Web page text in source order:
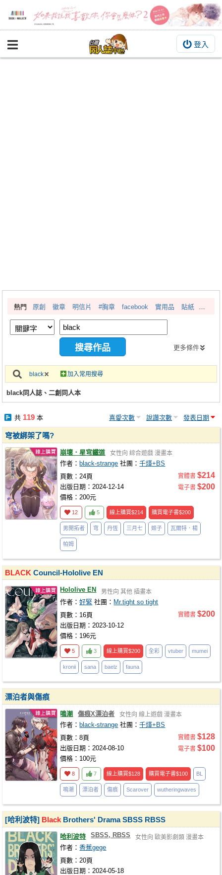
登入
BOOKY書集倉庫
繪圖藝廊
交流中心
攤位轉讓區
會員中心
註冊會員
熱門 原創 徽章 明信片 #胸章 facebook 實用品 貼紙
更多條件
black 加入常用搜尋
black同人誌、二創同人本
共 119本 喜愛次數 說讚次數 發表日期
穹被綁架了嗎?
崩壞．星穹鐵道 女性向 綜合遊戲 漫畫本
作者： black-strange 社團：千煂+BS
頁數：24頁
出版日期：2024-12-14
價格：200元
實體書 $214
電子書 $200
12 5 線上購買$214 購買電子書$200
男開拓者 穹 丹恆 三月七 姬子 瓦爾特．楊
帕姆
BLACK Council-Hololive EN
Hololive EN 男性向 其他 插畫本
作者：好緊 社團： Mr.tight so tight
頁數：16頁
出版日期：2023-10-12
價格：196元
實體書 $200
5 3 線上購買$200 全彩 vtuber mumei
kronii sana baelz fauna
漂泊者與傷痕
鳴潮 傷痕X漂泊者 女性向 線上遊戲 漫畫本
作者： black-strange 社團：千煂+BS
頁數：8頁
出版日期：2024-08-10
價格：100元
實體書 $128
電子書 $100
8 7 線上購買$128 購買電子書$100 BL
鳴潮 漂泊者 傷痕 Scarover wutheringwaves
[哈利波特] Black Brothers' Drama SBSS RBSS
哈利波特 SBSS, RBSS 女性向 歐美影劇類 漫畫本
作者：香蕉gege
頁數：20頁
出版日期：2024-05-18